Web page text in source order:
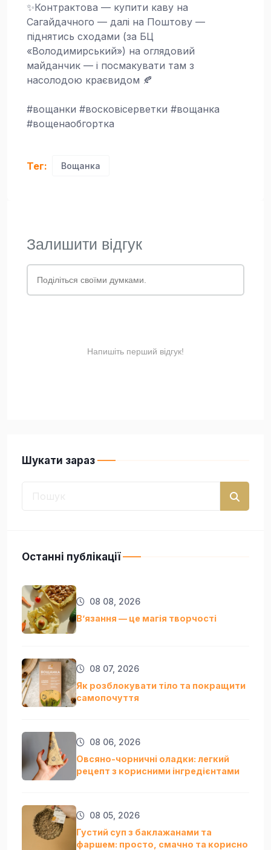
✨Контрактова — купити каву на
Сагайдачного — далі на Поштову —
піднятись сходами (за БЦ
«Володимирський») на оглядовий
майданчик — і посмакувати там з
насолодою краєвидом 🍂
#вощанки #восковісерветки #вощанка
#вощенаобгортка
Тег: Вощанка
Шукати зараз
Останні публікації
08 08, 2026
Вʼязання — це магія творчості
08 07, 2026
Як розблокувати тіло та покращити
самопочуття
08 06, 2026
Овсяно-чорничні оладки: легкий
рецепт з корисними інгредієнтами
08 05, 2026
Густий суп з баклажанами та
фаршем: просто, смачно та кориснo